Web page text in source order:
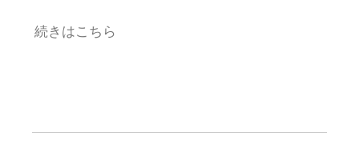
続きはこちら